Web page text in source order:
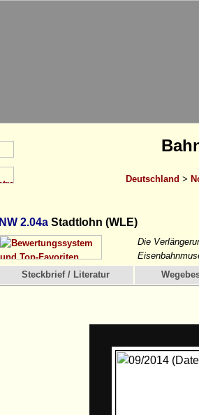
Deutschland >
NW 2.04a Stadtlohn (WLE)
Die
Steckbrief / Literatur